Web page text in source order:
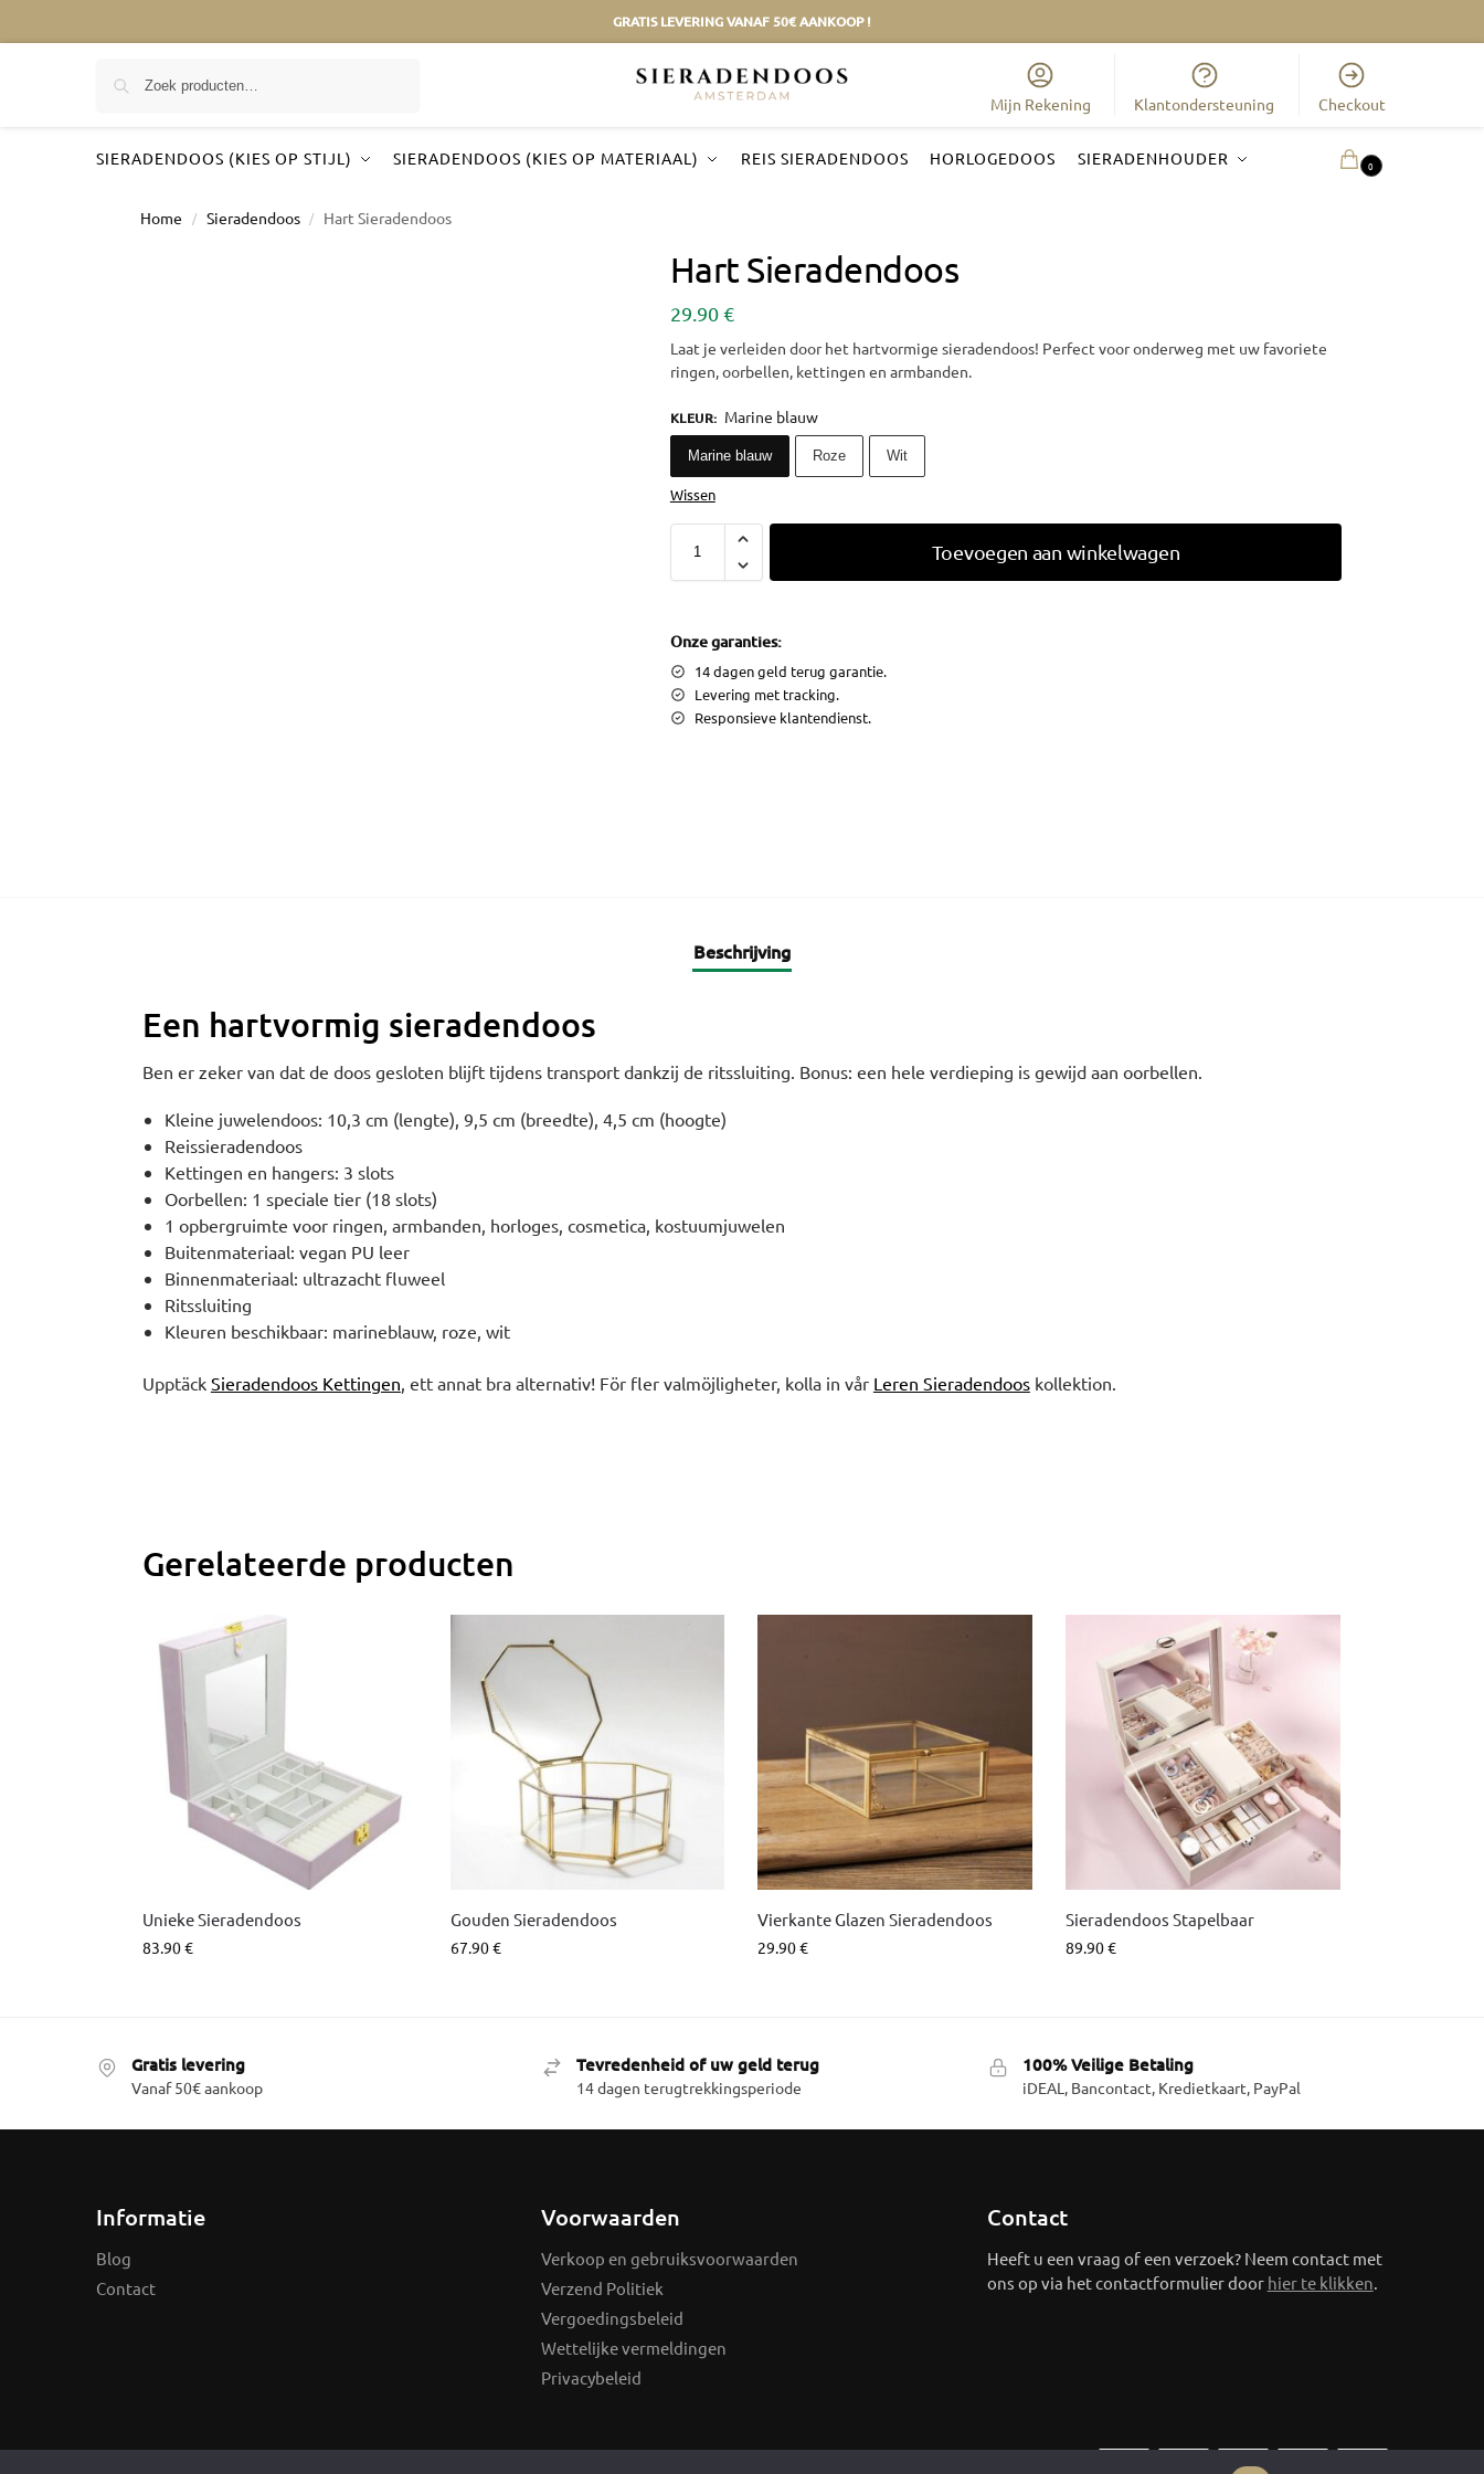
GRATIS LEVERING VANAF 50€ AANKOOP !
Mijn Rekening Klantondersteuning Checkout
SIERADENDOOS (KIES OP STIJL) SIERADENDOOS (KIES OP MATERIAAL) REIS SIERADENDOOS HORLOGEDOOS SIERADENHOUDER 0
Home / Sieradendoos / Hart Sieradendoos
Hart Sieradendoos
29.90€
Laat je verleiden door het hartvormige sieradendoos! Perfect voor onderweg met uw favoriete
ringen, oorbellen, kettingen en armbanden.
KLEUR: Marine blauw
Marine blauw Roze Wit
Wissen
Toevoegen aan winkelwagen
Onze garanties:
14 dagen geld terug garantie.
Levering met tracking.
Responsieve klantendienst.
Beschrijving
Een hartvormig sieradendoos
Ben er zeker van dat de doos gesloten blijft tijdens transport dankzij de ritssluiting. Bonus: een hele verdieping is gewijd aan oorbellen.
Kleine juwelendoos: 10,3 cm (lengte), 9,5 cm (breedte), 4,5 cm (hoogte)
Reissieradendoos
Kettingen en hangers: 3 slots
Oorbellen: 1 speciale tier (18 slots)
1 opbergruimte voor ringen, armbanden, horloges, cosmetica, kostuumjuwelen
Buitenmateriaal: vegan PU leer
Binnenmateriaal: ultrazacht fluweel
Ritssluiting
Kleuren beschikbaar: marineblauw, roze, wit
Upptäck Sieradendoos Kettingen , ett annat bra alternativ! För fler valmöjligheter, kolla in vår Leren Sieradendooskollektion.
Gerelateerde producten
Unieke Sieradendoos
83.90€
Gouden Sieradendoos
67.90€
Vierkante Glazen Sieradendoos
29.90€
Sieradendoos Stapelbaar
89.90€
Gratis levering
Vanaf 50€ aankoop
Tevredenheid of uw geld terug
14 dagen terugtrekkingsperiode
100% Veilige Betaling
iDEAL, Bancontact, Kredietkaart, PayPal
Informatie
Blog
Contact
Voorwaarden
Verkoop en gebruiksvoorwaarden
Verzend Politiek
Vergoedingsbeleid
Wettelijke vermeldingen
Privacybeleid
Contact
Heeft u een vraag of een verzoek? Neem contact met
ons op via het contactformulier door hier te klikken.